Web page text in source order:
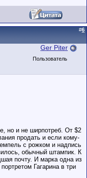
#6
Ger Piter
Пользователь
но и не ширпотреб. От $2
продать и если кому-
с рожком и надпись
обычный штампик. К
почту. И марка одна из
Гагарина в три